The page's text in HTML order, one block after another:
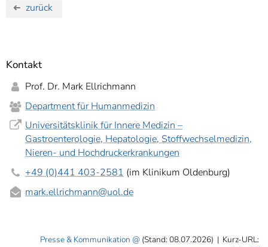
zurück
Kontakt
Prof. Dr. Mark Ellrichmann
Department für Humanmedizin
Universitätsklinik für Innere Medizin –
Gastroenterologie, Hepatologie, Stoffwechselmedizin,
Nieren- und Hochdruckerkrankungen
+49 (0)441 403-2581 (im Klinikum Oldenburg)
mark.ellrichmann@uol.de
Presse & Kommunikation (Stand: 08.07.2026) | Kurz-URL: